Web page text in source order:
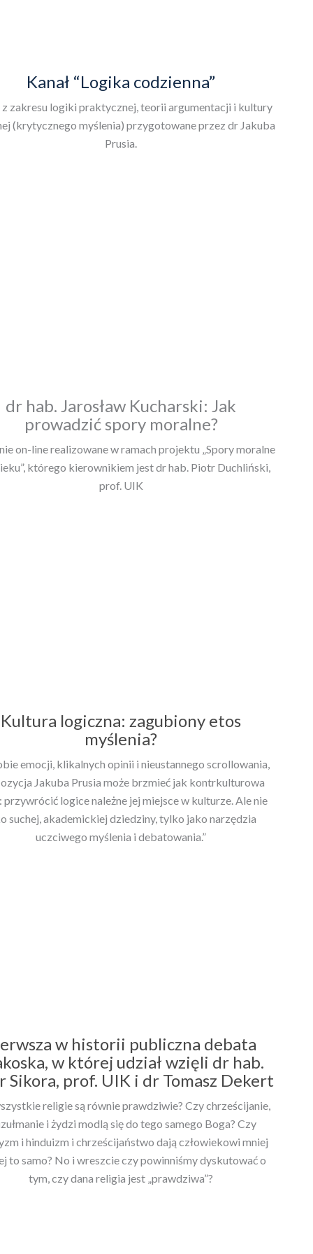
Kanał “Logika codzienna”
z zakresu logiki praktycznej, teorii argumentacji i kultury
(krytycznego myślenia) przygotowane przez dr Jakuba
Prusia.
dr hab. Jarosław Kucharski: Jak
prowadzić spory moralne?
on-line realizowane w ramach projektu „Spory moralne
którego kierownikiem jest dr hab. Piotr Duchliński,
prof. UIK
Kultura logiczna: zagubiony etos
myślenia?
emocji, klikalnych opinii i nieustannego scrollowania,
Jakuba Prusia może brzmieć jak kontrkulturowa
przywrócić logice należne jej miejsce w kulturze. Ale nie
suchej, akademickiej dziedziny, tylko jako narzędzia
uczciwego myślenia i debatowania.”
w historii publiczna debata
w której udział wzięli dr hab.
Sikora, prof. UIK i dr Tomasz Dekert
religie są równie prawdziwie? Czy chrześcijanie,
i żydzi modlą się do tego samego Boga? Czy
i hinduizm i chrześcijaństwo dają człowiekowi mniej
to samo? No i wreszcie czy powinniśmy dyskutować o
tym, czy dana religia jest „prawdziwa”?